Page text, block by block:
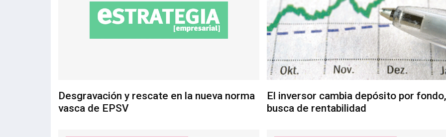
Desgravación y rescate en la nueva norma
vasca de EPSV
El inversor cambia depósito por
busca de rentabilidad